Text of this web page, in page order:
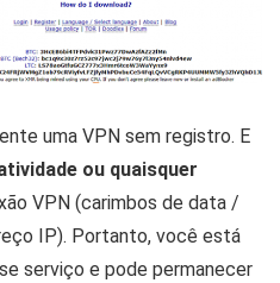
uma VPN sem registro. E
ou quaisquer
VPN (carimbos de data /
IP). Portanto, você está
serviço e pode permanecer